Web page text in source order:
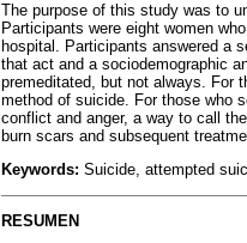
The purpose of this study was to
Participants were eight women
hospital. Participants answered a
that act and a sociodemographic
premeditated, but not always. For
method of suicide. For those who
conflict and anger, a way to call
burn scars and subsequent
Keywords: Suicide, attempted
RESUMEN